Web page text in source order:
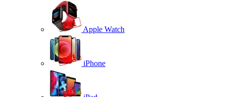
Apple Watch
iPhone